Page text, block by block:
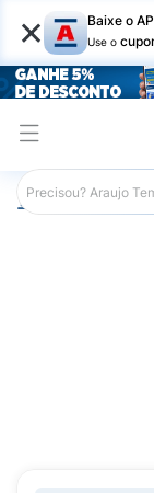
× Baixe o
Use o
Araujo